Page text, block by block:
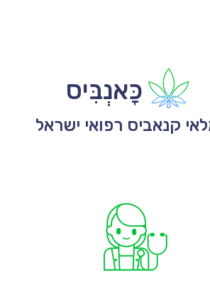
כָּאנְבִּיס
קנאביס רפואי ישראל